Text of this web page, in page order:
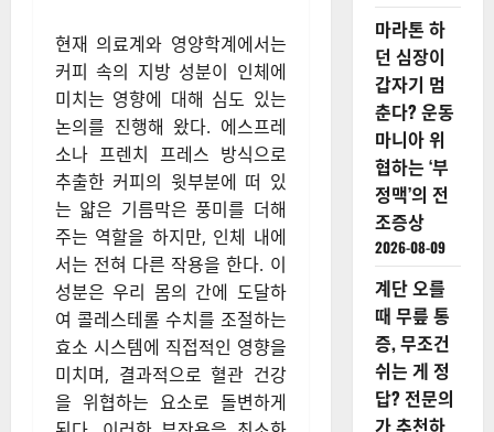
현재 의료계와 영양학계에서는
커피 속의 지방 성분이 인체에
미치는 영향에 대해 심도 있는
논의를 진행해 왔다. 에스프레
소나 프렌치 프레스 방식으로
추출한 커피의 윗부분에 떠 있
는 얇은 기름막은 풍미를 더해
주는 역할을 하지만, 인체 내에
서는 전혀 다른 작용을 한다. 이
성분은 우리 몸의 간에 도달하
여 콜레스테롤 수치를 조절하는
효소 시스템에 직접적인 영향을
미치며, 결과적으로 혈관 건강
을 위협하는 요소로 돌변하게
마라톤 하
던 심장이
갑자기 멈
춘다? 운동
마니아 위
협하는 ‘부
정맥’의 전
조증상
2026-08-09
계단 오를
때 무릎 통
증, 무조건
쉬는 게 정
답? 전문의
가 추천하